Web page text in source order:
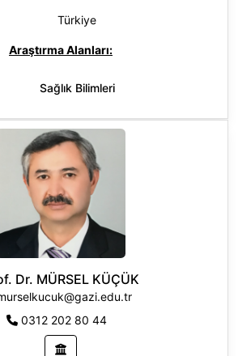
Türkiye
Araştırma Alanları:
Sağlık Bilimleri
Temel Bilimler
Dr. MÜRSEL KÜÇÜK
0312 202 80 44